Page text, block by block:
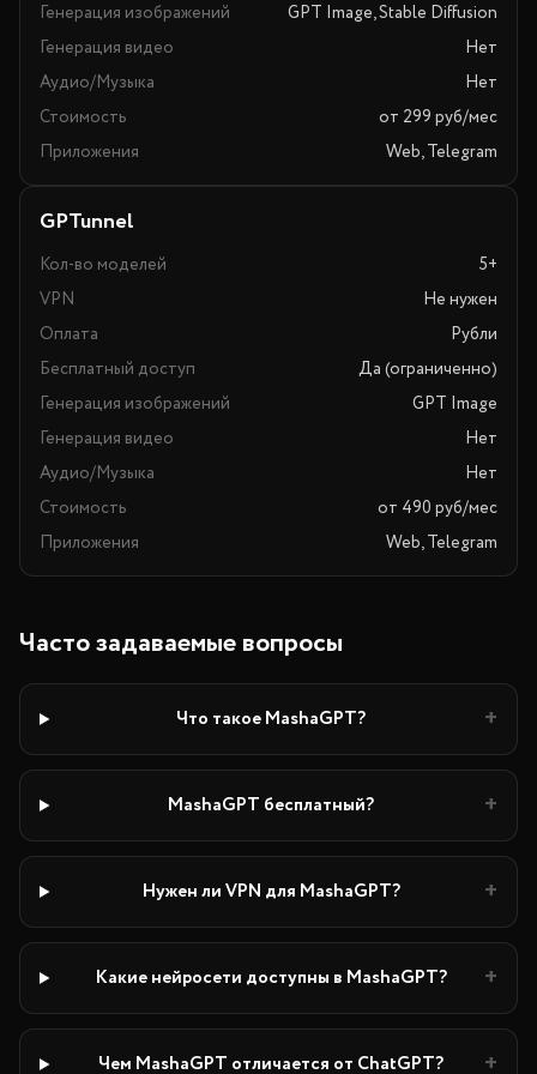
Генерация изображений
GPT Image, Stable Diffusion
Генерация видео
Нет
Аудио/Музыка
Нет
Стоимость
от 299 руб/мес
Приложения
Web, Telegram
GPTunnel
Кол-во моделей
5+
VPN
Не нужен
Оплата
Рубли
Бесплатный доступ
Да (ограниченно)
Генерация изображений
GPT Image
Генерация видео
Нет
Аудио/Музыка
Нет
Стоимость
от 490 руб/мес
Приложения
Web, Telegram
Часто задаваемые вопросы
Что такое MashaGPT? +
MashaGPT бесплатный? +
Нужен ли VPN для MashaGPT? +
Какие нейросети доступны в MashaGPT? +
Чем MashaGPT отличается от ChatGPT? +